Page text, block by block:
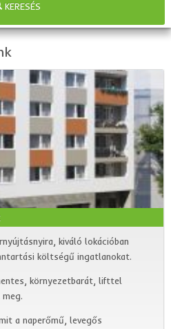
KERESÉS
kiváló lokációban
költségű ingatlanokat.
környezetbarát, lifttel
a naperőmű, levegős